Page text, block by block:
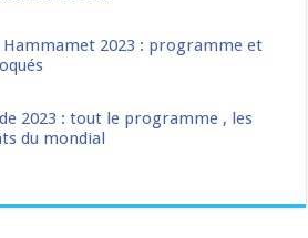
2023 : programme et
2023 : tout le programme , les
du mondial